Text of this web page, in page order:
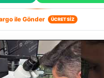
ile Gönder ÜCRETSİZ